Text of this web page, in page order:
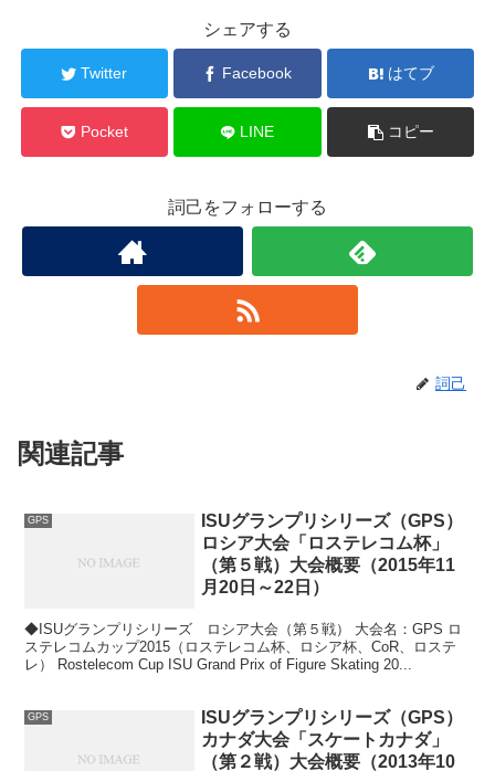
シェアする
Twitter Facebook はてブ
Pocket LINE コピー
詞己をフォローする
詞己
関連記事
GPS
ISUグランプリシリーズ（GPS）
ロシア大会「ロステレコム杯」
（第５戦）大会概要（2015年11
月20日～22日）
◆ISUグランプリシリーズ ロシア大会（第５戦） 大会名：GPS ロ
ステレコムカップ2015（ロステレコム杯、ロシア杯、CoR、ロステ
レ） Rostelecom Cup ISU Grand Prix of Figure Skating 20...
GPS
ISUグランプリシリーズ（GPS）
カナダ大会「スケートカナダ」
（第２戦）大会概要（2013年10